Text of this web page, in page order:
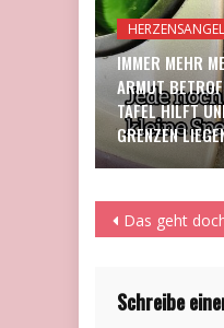
IMMER MEHR
ARMUT
TAFEL HILFT
GRENZEN
Das geht
Schreibe